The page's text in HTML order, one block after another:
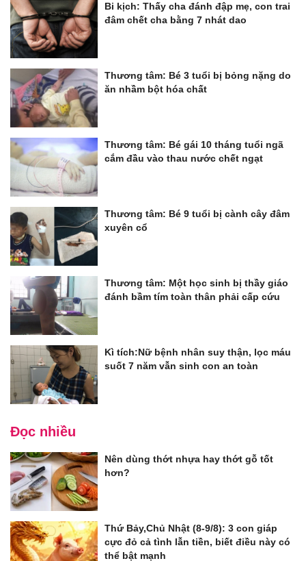
Bi kịch: Thấy cha đánh đập mẹ, con trai
đâm chết cha bằng 7 nhát dao
Thương tâm: Bé 3 tuổi bị bỏng nặng do
ăn nhầm bột hóa chất
Thương tâm: Bé gái 10 tháng tuổi ngã
cắm đầu vào thau nước chết ngạt
Thương tâm: Bé 9 tuổi bị cành cây đâm
xuyên cổ
Thương tâm: Một học sinh bị thầy giáo
đánh bầm tím toàn thân phải cấp cứu
Kì tích:Nữ bệnh nhân suy thận, lọc máu
suốt 7 năm vẫn sinh con an toàn
Đọc nhiều
Nên dùng thớt nhựa hay thớt gỗ tốt
hơn?
Thứ Bảy,Chủ Nhật (8-9/8): 3 con giáp
cực đỏ cả tình lẫn tiền, biết điều này có
thể bật mạnh